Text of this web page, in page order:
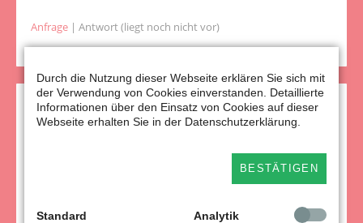
Anfrage | Antwort (liegt noch nicht vor)
Kleine Anfrage 8508
Durch die Nutzung dieser Webseite erklären Sie sich mit
der Verwendung von Cookies einverstanden. Detaillierte
Informationen über den Einsatz von Cookies auf dieser
Webseite erhalten Sie in der Datenschutzerklärung.
BESTÄTIGEN
Standard Analytik